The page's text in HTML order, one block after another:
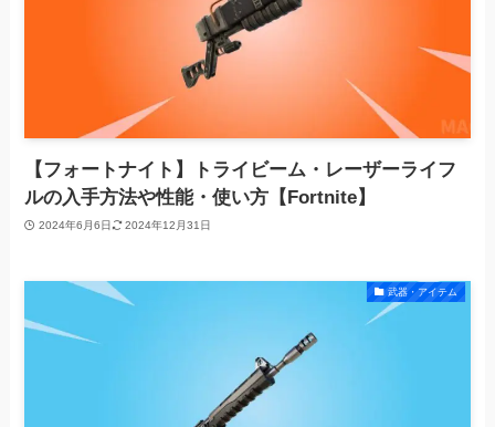
【フォートナイト】トライビーム・レーザーライフ
ルの入手方法や性能・使い方【Fortnite】
2024年6月6日 2024年12月31日
武器・アイテム